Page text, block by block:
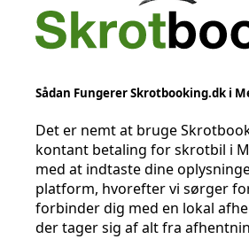
Sådan Fungerer Skrotbooking.dk i
Det er nemt at bruge
kontant betaling for skrotbil i
med at indtaste dine
platform, hvorefter vi sørger
forbinder dig med en lokal
der tager sig af alt fra